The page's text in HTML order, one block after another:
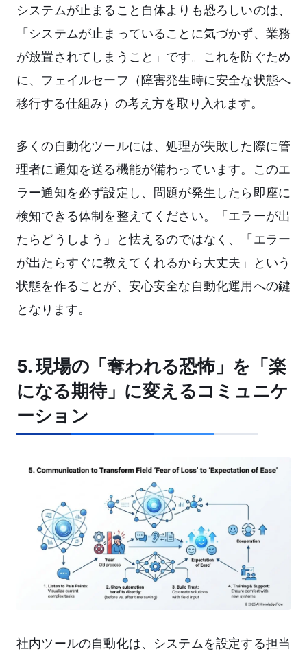
システムが止まること自体よりも恐ろしいのは、
「システムが止まっていることに気づかず、業務
が放置されてしまうこと」です。これを防ぐため
に、フェイルセーフ（障害発生時に安全な状態へ
移行する仕組み）の考え方を取り入れます。
多くの自動化ツールには、処理が失敗した際に管
理者に通知を送る機能が備わっています。このエ
ラー通知を必ず設定し、問題が発生したら即座に
検知できる体制を整えてください。「エラーが出
たらどうしよう」と怯えるのではなく、「エラー
が出たらすぐに教えてくれるから大丈夫」という
状態を作ることが、安心安全な自動化運用への鍵
となります。
5. 現場の「奪われる恐怖」を「楽
になる期待」に変えるコミュニケ
ーション
社内ツールの自動化は、システムを設定する担当